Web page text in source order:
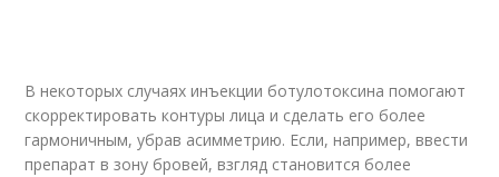
В некоторых случаях инъекции ботулотоксина помогают
скорректировать контуры лица и сделать его более
гармоничным, убрав асимметрию. Если, например, ввести
препарат в зону бровей, взгляд становится более